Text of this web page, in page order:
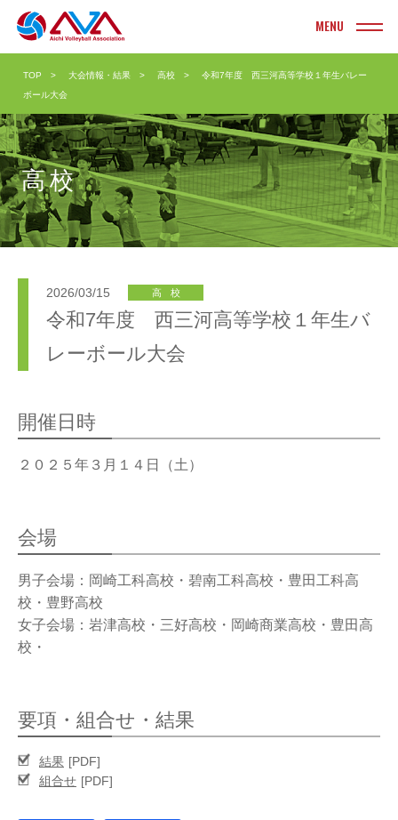
INFORMATION
お知らせ
TOURNAMENT
大会情報・結果
実業団 ヤングクラブ
クラブ ソフト
大学 ビーチ
高校
中学校 Vリーグ
小学校
競技・指導者・審判
ASSOCIATION
チーム紹介
PAST RECORD
過去記録
TOP 大会情報・結果 高校
令和7年度 西三河高等学校１年生バレー
ボール大会
高校
2026/03/15 高校
令和7年度 西三河高等学校１年生バ
レーボール大会
開催日時
２０２５年３月１４日（土）
会場
男子会場：岡崎工科高校・碧南工科高校・豊田工科高
校・豊野高校
女子会場：岩津高校・三好高校・岡崎商業高校・豊田高
校・
要項・組合せ・結果
結果
組合せ